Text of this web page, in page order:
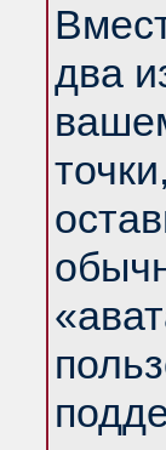
два